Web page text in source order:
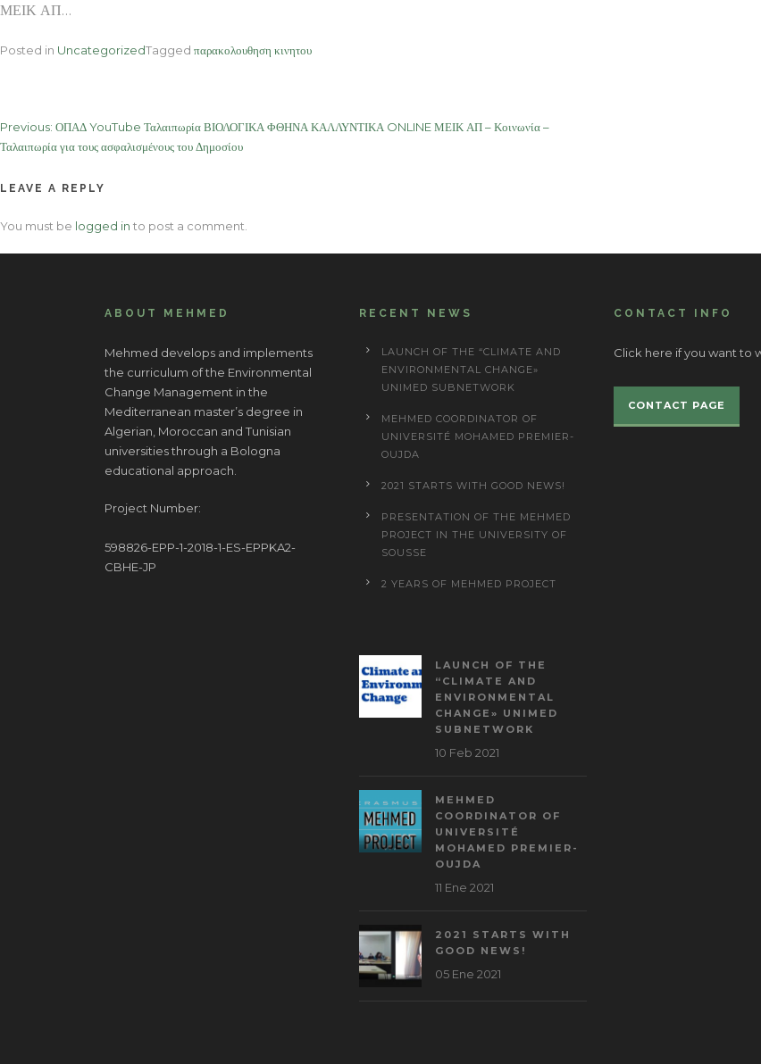
ΜΕΙΚ ΑΠ…
Posted in UncategorizedTagged παρακολουθηση κινητου
Post
navigation
Previous: ΟΠΑΔ YouTube Ταλαιπωρία ΒΙΟΛΟΓΙΚΑ ΦΘΗΝΑ ΚΑΛΛΥΝΤΙΚΑ ONLINE ΜΕΙΚ ΑΠ – Κοινωνία –
Ταλαιπωρία για τους ασφαλισμένους του Δημοσίου
LEAVE A REPLY
You must be logged in to post a comment.
ABOUT MEHMED
Mehmed develops and implements
the curriculum of the Environmental
Change Management in the
Mediterranean master’s degree in
Algerian, Moroccan and Tunisian
universities through a Bologna
educational approach.
Project Number:
598826-EPP-1-2018-1-ES-EPPKA2-
CBHE-JP
RECENT NEWS
LAUNCH OF THE “CLIMATE AND
ENVIRONMENTAL CHANGE»
UNIMED SUBNETWORK
MEHMED COORDINATOR OF
UNIVERSITÉ MOHAMED PREMIER-
OUJDA
2021 STARTS WITH GOOD NEWS!
PRESENTATION OF THE MEHMED
PROJECT IN THE UNIVERSITY OF
SOUSSE
2 YEARS OF MEHMED PROJECT
LAUNCH OF THE
“CLIMATE AND
ENVIRONMENTAL
CHANGE» UNIMED
SUBNETWORK
10 Feb 2021
MEHMED
COORDINATOR OF
UNIVERSITÉ
MOHAMED PREMIER-
OUJDA
11 Ene 2021
2021 STARTS WITH
GOOD NEWS!
05 Ene 2021
CONTACT INFO
Click here if you want to
CONTACT PAGE